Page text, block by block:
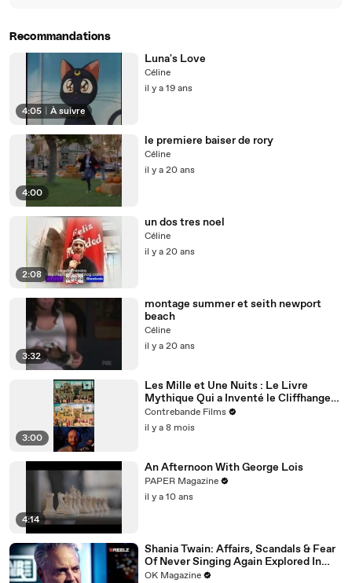
Recommandations
4:05 À suivre
Luna's Love
Céline
il y a 19 ans
4:00
le premiere baiser de rory
Céline
il y a 20 ans
2:08
un dos tres noel
Céline
il y a 20 ans
3:32
montage summer et seith newport
beach
Céline
il y a 20 ans
3:00
Les Mille et Une Nuits : Le Livre
Mythique Qui a Inventé le Cliffhanger
et le Binge-Watching Avant Netflix
Contrebande Films
il y a 8 mois
4:14
An Afternoon With George Lois
PAPER Magazine
il y a 10 ans
Shania Twain: Affairs, Scandals & Fear
Of Never Singing Again Explored In
REELZ Doc: Watch
OK Magazine